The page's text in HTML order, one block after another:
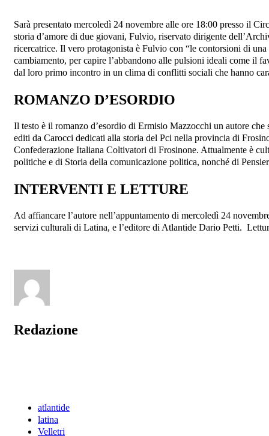
Sarà presentato mercoledì 24 novembre alle ore 18:00 presso il
storia d’amore di due giovani, Fulvio, riservato dirigente
ricercatrice. Il vero protagonista è Fulvio con “le contorsioni di
cambiamento, per capire l’abbandono alle pulsioni ideali come il
dal loro primo incontro in un clima di conflitti sociali che hanno
ROMANZO D’ESORDIO
Il testo è il romanzo d’esordio di Ermisio Mazzocchi un autore
editi da Carocci dedicati alla storia del Pci nella provincia di
Confederazione Italiana Coltivatori di Frosinone. Attualmente è
politiche e di Storia della comunicazione politica, nonché di
INTERVENTI E LETTURE
Ad affiancare l’autore nell’appuntamento di mercoledì 24
servizi culturali di Latina, e l’editore di Atlantide Dario Petti.
Redazione
atlantide
latina
Velletri